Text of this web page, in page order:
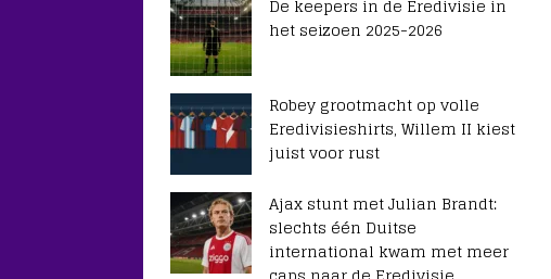
De keepers in de Eredivisie in
het seizoen 2025-2026
Robey grootmacht op volle
Eredivisieshirts, Willem II kiest
juist voor rust
Ajax stunt met Julian Brandt:
slechts één Duitse
international kwam met meer